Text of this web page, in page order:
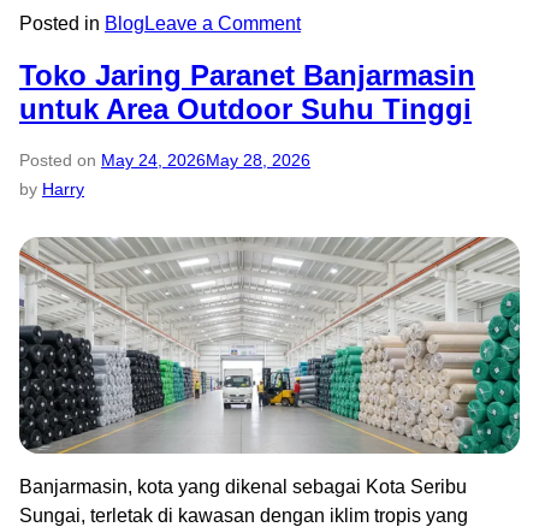
Posted in Blog Leave a Comment
Toko Jaring Paranet Banjarmasin
untuk Area Outdoor Suhu Tinggi
Posted on May 24, 2026May 28, 2026
by Harry
Banjarmasin, kota yang dikenal sebagai Kota Seribu
Sungai, terletak di kawasan dengan iklim tropis yang